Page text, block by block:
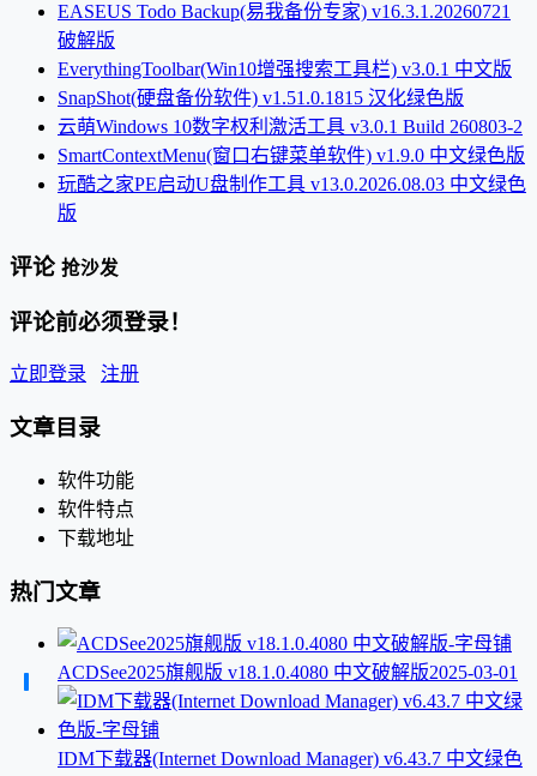
EASEUS Todo Backup(易我备份专家) v16.3.1.20260721
破解版
EverythingToolbar(Win10增强搜索工具栏) v3.0.1 中文版
SnapShot(硬盘备份软件) v1.51.0.1815 汉化绿色版
云萌Windows 10数字权利激活工具 v3.0.1 Build 260803-2
SmartContextMenu(窗口右键菜单软件) v1.9.0 中文绿色版
玩酷之家PE启动U盘制作工具 v13.0.2026.08.03 中文绿色
版
评论 抢沙发
评论前必须登录！
立即登录 注册
文章目录
软件功能
软件特点
下载地址
热门文章
ACDSee2025旗舰版 v18.1.0.4080 中文破解版2025-03-01
IDM下载器(Internet Download Manager) v6.43.7 中文绿色